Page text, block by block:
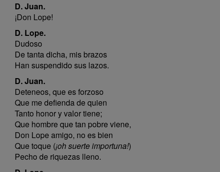
D. Juan.
¡Don Lope!
D. Lope.
Dudoso
De tanta dicha, mis brazos
Han suspendido sus lazos.
D. Juan.
Deteneos, que es forzoso
Que me defienda de quien
Tanto honor y valor tiene;
Que hombre que tan pobre viene,
Don Lope amigo, no es bien
Que toque (¡oh suerte importuna!)
Pecho de riquezas lleno.